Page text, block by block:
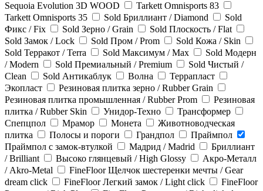
Sequoia Evolution 3D WOOD
Tarkett Omnisports 83
Tarkett Omnisports 35
Sold Бриллиант / Diamond
Sold
Фикс / Fix
Sold Зерно / Grain
Sold Плоскость / Flat
Sold Замок / Lock
Sold Пром / Prom
Sold Кожа / Skin
Sold Терракот / Terra
Sold Максимум / Max
Sold Модерн
/ Modern
Sold Премиальный / Premium
Sold Чистый /
Clean
Sold Антикаблук Волна
Террапласт
Экопласт
Резиновая плитка зерно / Rubber Grain
Резиновая плитка промышленная / Rubber Prom
Резиновая
плитка / Rubber Skin
Унидор-Техно
Трансформер
Спепцпол
Мрамор Монета
Животноводческая
плитка
Полосы и пороги Грандпол
Праймпол
Праймпол с замок-втулкой
Мадрид / Madrid
Бриллиант
/ Brilliant
Высоко глянцевый / High Glossy
Акро-Металл
/ Akro-Metal
FineFloor Щелчок шестеренки мечты / Gear
dream click
FineFloor Легкий замок / Light click
FineFloor